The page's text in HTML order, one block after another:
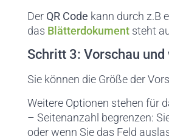
Der QR Code kann durch z.B
das Blätterdokument steht
Schritt 3: Vorschau
Sie können die Größe der
Weitere Optionen stehen für
– Seitenanzahl begrenzen:
oder wenn Sie das Feld